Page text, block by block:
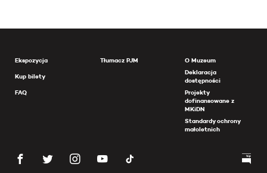
Ekspozycja
Kup bilety
FAQ
Tłumacz PJM
O Muzeum
Deklaracja
dostępności
Projekty
dofinansowane z
MKiDN
Standardy ochrony
małoletnich